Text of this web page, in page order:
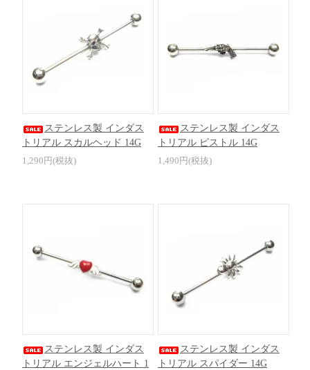
ステンレス製 インダス
トリアル スカルヘッド 14G
1,290円(税抜)
ステンレス製 インダス
トリアル ピストル 14G
1,490円(税抜)
ステンレス製 インダス
トリアル エンジェルハート 1
ステンレス製 インダス
トリアル スパイダー 14G